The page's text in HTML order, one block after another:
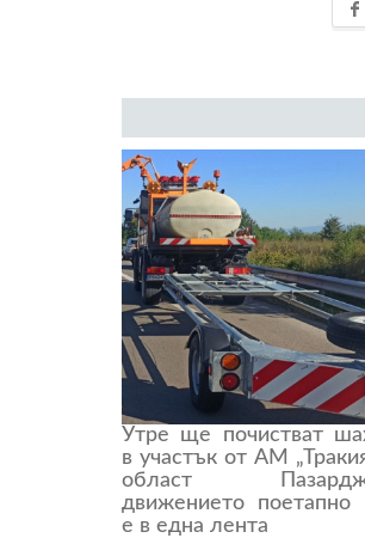
Утре ще почистват
в участък от АМ
област
движението
е в една лента